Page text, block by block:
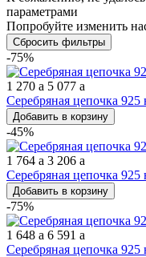
параметрами
Попробуйте изменить
Сбросить фильтры
-75%
1 270 a 5 077 a
Серебряная цепочка
Добавить в корзину
-45%
1 764 a 3 206 a
Серебряная цепочка
Добавить в корзину
-75%
1 648 a 6 591 a
Серебряная цепочка